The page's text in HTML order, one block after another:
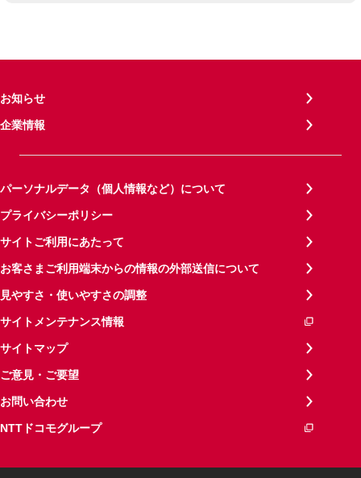
お知らせ
企業情報
パーソナルデータ（個人情報など）について
プライバシーポリシー
サイトご利用にあたって
お客さまご利用端末からの情報の外部送信について
見やすさ・使いやすさの調整
サイトメンテナンス情報
サイトマップ
ご意見・ご要望
お問い合わせ
NTTドコモグループ